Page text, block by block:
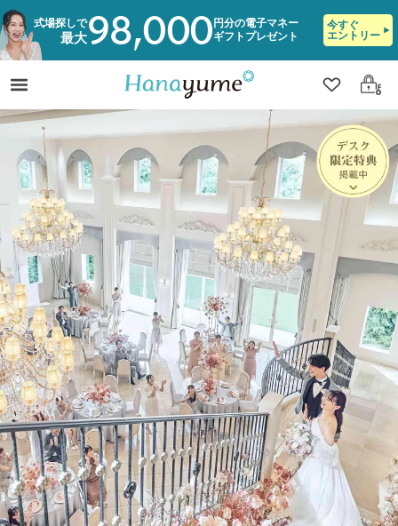
式場探しで
最大98,000 円分の電子マネー
ギフトプレゼント
今すぐ
エントリー
クリップ
ログ